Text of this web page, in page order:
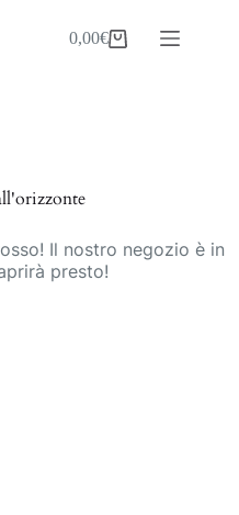
Carrello
0,00€
Il nostro negozio è in
presto!